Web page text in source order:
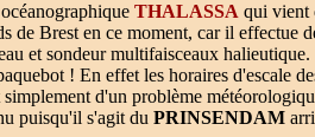
THALASSA qui vient
de Brest en ce moment, car il effectue
et sondeur multifaisceaux halieutique.
! En effet les horaires d'escale
d'un problème
puisqu'il s'agit du PRINSENDAM